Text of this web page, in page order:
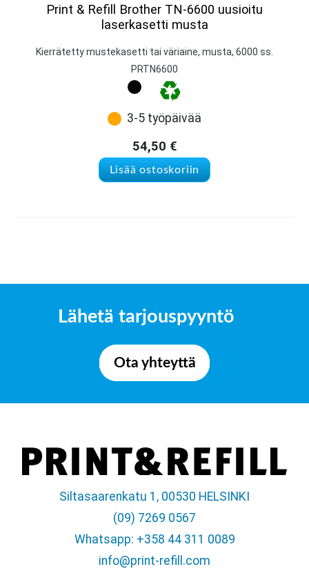
Print & Refill Brother TN-6600 uusioitu
laserkasetti musta
Kierrätetty mustekasetti tai väriaine, musta, 6000 ss.
PRTN6600
3-5 työpäivää
54,50 €
Lisää ostoskoriin
Lähetä tarjouspyyntö
Ota yhteyttä
Siltasaarenkatu 1, 00530 HELSINKI
(09) 7269 0567
Whatsapp: +358 44 311 0089
info@print-refill.com